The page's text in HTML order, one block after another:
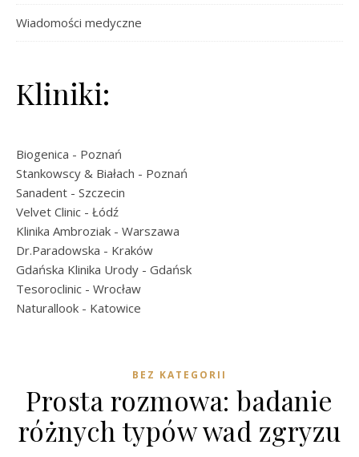
Wiadomości medyczne
Kliniki:
Biogenica - Poznań
Stankowscy & Białach - Poznań
Sanadent - Szczecin
Velvet Clinic - Łódź
Klinika Ambroziak - Warszawa
Dr.Paradowska - Kraków
Gdańska Klinika Urody - Gdańsk
Tesoroclinic - Wrocław
Naturallook - Katowice
BEZ KATEGORII
Prosta rozmowa: badanie
różnych typów wad zgryzu